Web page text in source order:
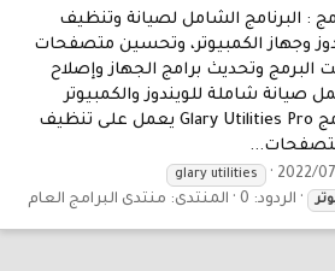
: البرنامج الشامل لصيانة وتنظيف
وجهاز الكمبيوتر، وتحسين متصفحات
البرمج وتحديث برامج الجهاز وإصلاح
صيانة شاملة للويندوز والكمبيوتر
بضغطة واحدة.برنامج Glary Utilities Pro يعمل على تنظيف
2022/
glary utilities
الردود: 0 المنتدى: منتدى البرامج العام